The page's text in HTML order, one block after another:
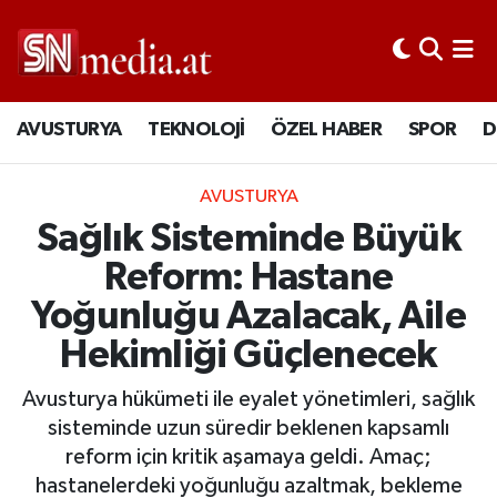
AVUSTURYA TEKNOLOJİ ÖZEL HABER SPOR
AVUSTURYA
Sağlık Sisteminde Büyük
Reform: Hastane
Yoğunluğu Azalacak, Aile
Hekimliği Güçlenecek
Avusturya hükümeti ile eyalet yönetimleri, sağlık
sisteminde uzun süredir beklenen kapsamlı
reform için kritik aşamaya geldi. Amaç;
hastanelerdeki yoğunluğu azaltmak, bekleme